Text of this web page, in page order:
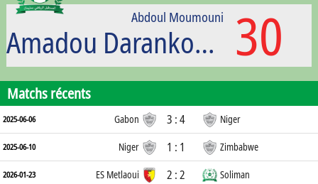
30
Abdoul Moumouni
Amadou Darankoum
Matchs récents
2025-06-06 Gabon 3 : 4 Niger
2025-06-10 Niger 1 : 1 Zimbabwe
2026-01-23 ES Metlaoui 2 : 2 Soliman